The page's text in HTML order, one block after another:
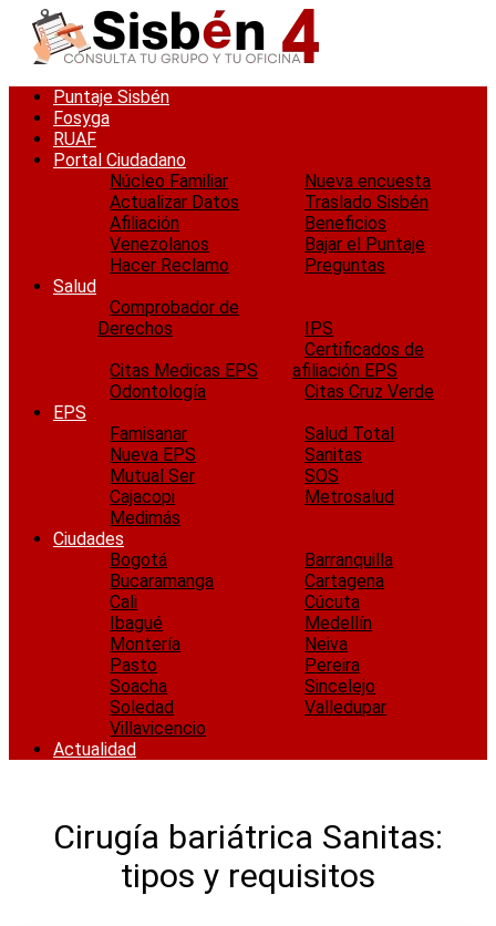
Saltar
contenido
Puntaje Sisbén
Fosyga
RUAF
Portal Ciudadano
Núcleo Familiar
Nueva encuesta
Actualizar Datos
Traslado Sisbén
Afiliación
Beneficios
Venezolanos
Bajar el Puntaje
Hacer Reclamo
Preguntas
Salud
Comprobador de
Derechos
IPS
Citas Medicas EPS
Certificados de
afiliación EPS
Odontología
Citas Cruz Verde
EPS
Famisanar
Salud Total
Nueva EPS
Sanitas
Mutual Ser
SOS
Cajacopi
Metrosalud
Medimás
Ciudades
Bogotá
Barranquilla
Bucaramanga
Cartagena
Cali
Cúcuta
Ibagué
Medellín
Montería
Neiva
Pasto
Pereira
Soacha
Sincelejo
Soledad
Valledupar
Villavicencio
Actualidad
Cirugía bariátrica Sanitas:
tipos y requisitos